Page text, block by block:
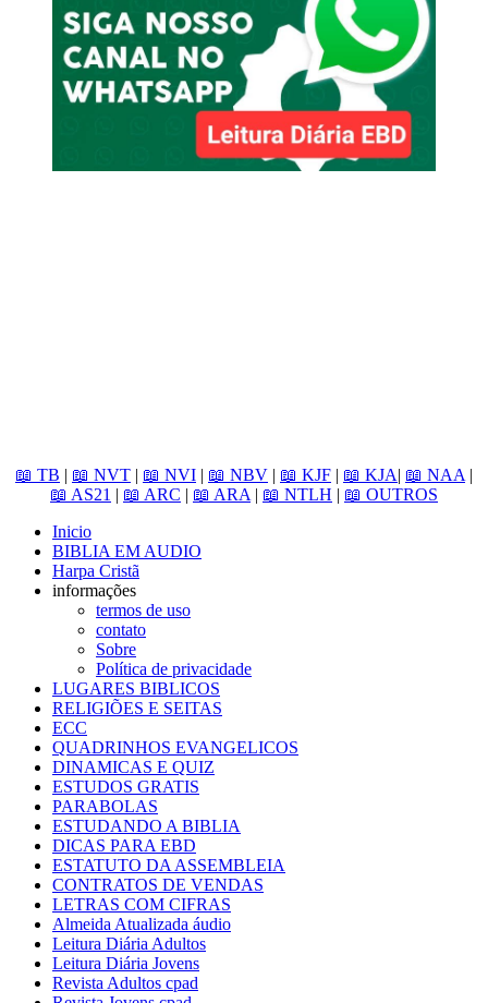
📖 TB | 📖 NVT | 📖 NVI | 📖 NBV | 📖 KJF | 📖 KJA| 📖 NAA |
📖 AS21 | 📖 ARC | 📖 ARA | 📖 NTLH | 📖 OUTROS
Inicio
BIBLIA EM AUDIO
Harpa Cristã
informações
termos de uso
contato
Sobre
Política de privacidade
LUGARES BIBLICOS
RELIGIÕES E SEITAS
ECC
QUADRINHOS EVANGELICOS
DINAMICAS E QUIZ
ESTUDOS GRATIS
PARABOLAS
ESTUDANDO A BIBLIA
DICAS PARA EBD
ESTATUTO DA ASSEMBLEIA
CONTRATOS DE VENDAS
LETRAS COM CIFRAS
Almeida Atualizada áudio
Leitura Diária Adultos
Leitura Diária Jovens
Revista Adultos cpad